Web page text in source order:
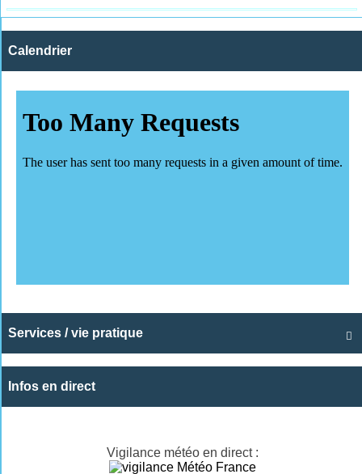
Calendrier

Services / vie pratique
Infos en direct
Vigilance météo en direct :